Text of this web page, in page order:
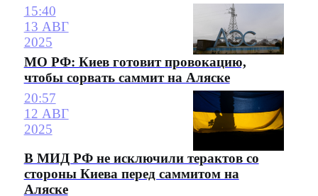
15:40
13 АВГ
2025
МО РФ: Киев готовит провокацию,
чтобы сорвать саммит на Аляске
20:57
12 АВГ
2025
В МИД РФ не исключили терактов со
стороны Киева перед саммитом на
Аляске